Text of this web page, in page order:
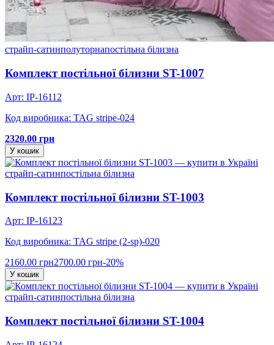
страйп-сатинполуторнапостільна білизна
Комплект постільної білизни ST-1007
Арт: IP-16112
Код виробника: TAG stripe-024
2320.00 грн
У кошик
страйп-сатинпостільна білизна
Комплект постільної білизни ST-1003
Арт: IP-16123
Код виробника: TAG stripe (2-sp)-020
2160.00 грн2700.00 грн-20%
У кошик
страйп-сатинпостільна білизна
Комплект постільної білизни ST-1004